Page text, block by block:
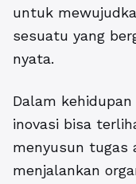
untuk
sesuatu yang
nyata.
Dalam
inovasi bisa
menyusun tugas
menjalankan